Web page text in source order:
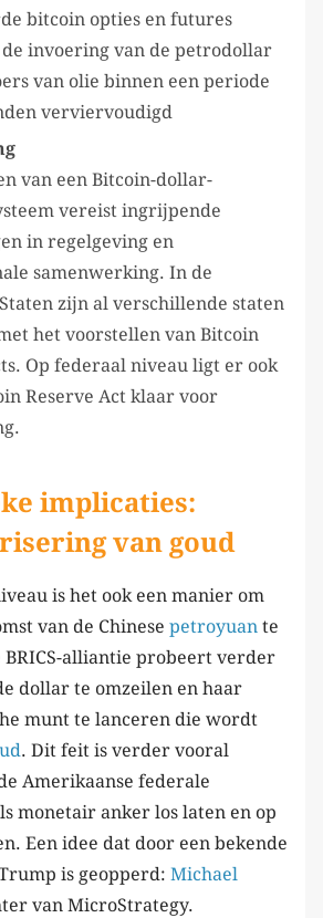
bitcoin opties en futures
invoering van de petrodollar
van olie binnen een periode
verviervoudigd
van een Bitcoin-dollar-
vereist ingrijpende
in regelgeving en
samenwerking. In de
zijn al verschillende staten
het voorstellen van Bitcoin
Op federaal niveau ligt er ook
Reserve Act klaar voor
implicaties:
van goud
is het ook een manier om
van de Chinese petroyuan te
alliantie probeert verder
dollar te omzeilen en haar
munt te lanceren die wordt
. Dit feit is verder vooral
Amerikaanse federale
monetair anker los laten en op
Een idee dat door een bekende
is geopperd: Michael
van MicroStrategy.